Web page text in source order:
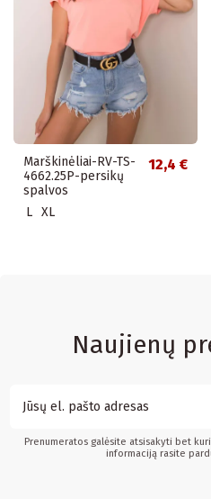
Marškinėliai-RV-TS-
4662.25P-persikų
spalvos
12,4 €
L XL
Naujienų
Prenumeratos galėsite atsisakyti bet
informaciją rasite